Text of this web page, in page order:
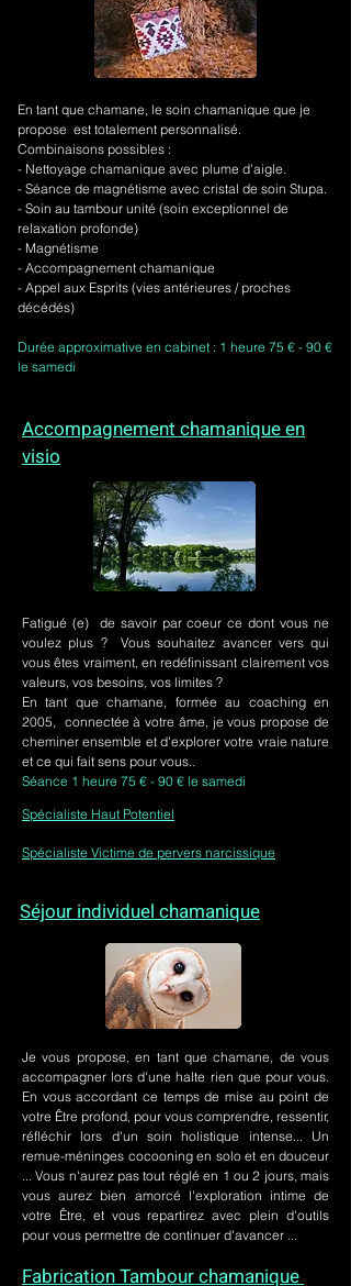
En tant que chamane, le soin chamanique que je
propose est totalement personnalisé.
Combinaisons possibles :
- Nettoyage chamanique avec plume d'aigle.
- Séance de magnétisme avec cristal de soin Stupa.
- Soin au tambour unité (soin exceptionnel de
relaxation profonde)
- Magnétisme
- Accompagnement chamanique
- Appel aux Esprits (vies antérieures / proches
décédés)
Durée approximative en cabinet : 1 heure 75 € - 90 €
le samedi
Accompagnement chamanique en
visio
Fatigué (e) de savoir par coeur ce dont vous ne
voulez plus ? Vous souhaitez avancer vers qui
vous êtes vraiment, en redéfinissant clairement vos
valeurs, vos besoins, vos limites ?
En tant que chamane, formée au coaching en
2005, connectée à votre âme, je vous propose de
cheminer ensemble et d'explorer votre vraie nature
et ce qui fait sens pour vous..
Séance 1 heure 75 € - 90 € le samedi
Spécialiste Haut Potentiel
Spécialiste Victime de pervers narcissique
Séjour individuel chamanique
Je vous propose, en tant que chamane, de vous
accompagner lors d'une halte rien que pour vous.
En vous accordant ce temps de mise au point de
votre Être profond, pour vous comprendre, ressentir,
réfléchir lors d'un soin holistique intense... Un
remue-méninges cocooning en solo et en douceur
... Vous n'aurez pas tout réglé en 1 ou 2 jours, mais
vous aurez bien amorcé l'exploration intime de
votre Être, et vous repartirez avec plein d'outils
pour vous permettre de continuer d'avancer ...
Fabrication Tambour chamanique